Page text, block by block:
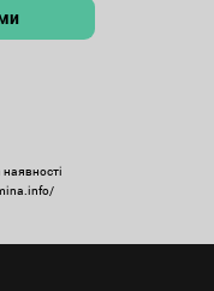
наявності